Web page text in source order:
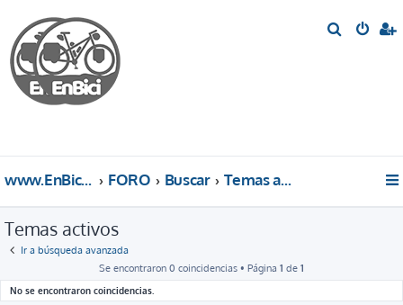
www.EnBici.eu FORO Buscar Temas activos
Temas activos
Ir a búsqueda avanzada
Se encontraron 0 coincidencias • Página 1 de 1
No se encontraron coincidencias.